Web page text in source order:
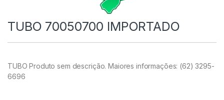
TUBO 70050700 IMPORTADO
TUBO Produto sem descrição. Maiores informações: (62) 3295-
6696